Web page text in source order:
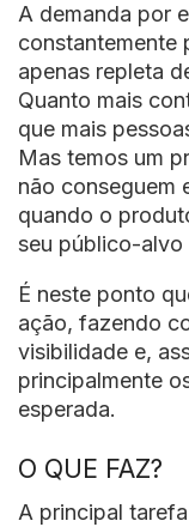
A demanda por
constantemente
apenas repleta
Quanto mais
que mais
Mas temos um
não conseguem
quando o
seu público-alvo
É neste ponto
ação, fazendo
visibilidade e,
principalmente
esperada.
O QUE FAZ?
A principal